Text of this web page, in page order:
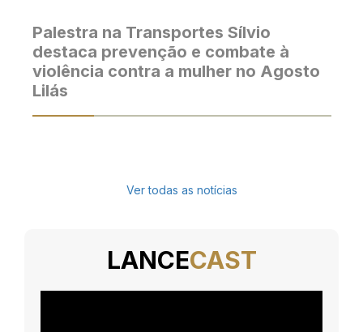
Palestra na Transportes Sílvio
destaca prevenção e combate à
violência contra a mulher no Agosto
Lilás
Ver todas as notícias
LANCECAST